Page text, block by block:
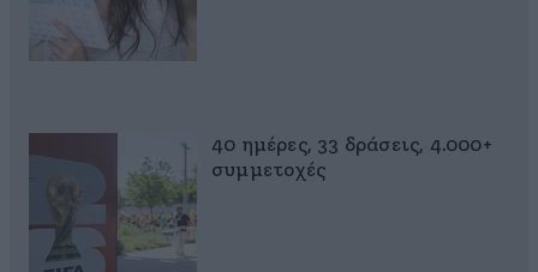
40 ημέρες, 33 δράσεις, 4.000+
συμμετοχές